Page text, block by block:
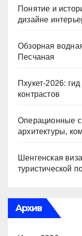
Понятие и
дизайне
Обзорная
Песчаная
Пхукет-2026:
контрастов
Операционные
архитектуры,
Шенгенская
туристической
Архив